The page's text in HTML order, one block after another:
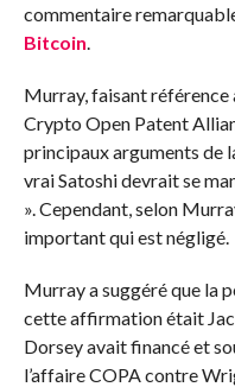
commentaire
Bitcoin.
Murray, faisant
Crypto Open Patent
principaux arguments de
vrai Satoshi devrait se
». Cependant, selon
important qui est négligé.
Murray a suggéré que la
cette affirmation était
Dorsey avait financé et
l’affaire COPA contre